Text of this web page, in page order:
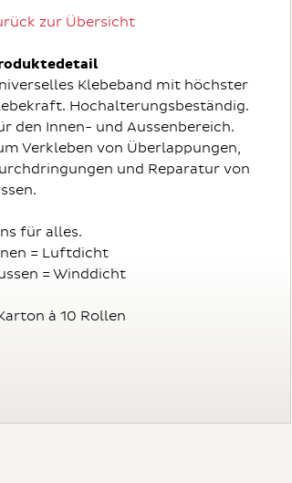
zur Übersicht
Klebeband mit höchster
Hochalterungsbeständig.
den Innen- und Aussenbereich.
Verkleben von Überlappungen,
und Reparatur von
für alles.
= Luftdicht
= Winddicht
à 10 Rollen